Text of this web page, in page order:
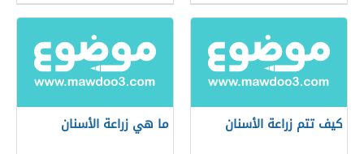
كيف تتم زراعة الأسنان ما هي زراعة الأسنان